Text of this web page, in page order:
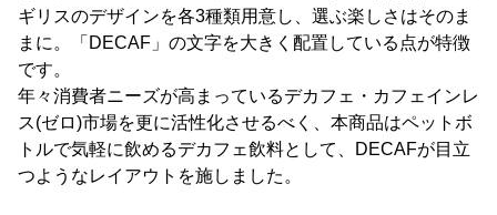
ギリスのデザインを各3種類用意し、選ぶ楽しさはそのま
まに。「DECAF」の文字を大きく配置している点が特徴
です。
年々消費者ニーズが高まっているデカフェ・カフェインレ
ス(ゼロ)市場を更に活性化させるべく、本商品はペットボ
トルで気軽に飲めるデカフェ飲料として、DECAFが目立
つようなレイアウトを施しました。